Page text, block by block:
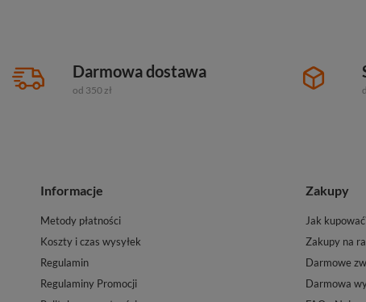
Darmowa dostawa
od 350 zł
Informacje
Metody płatności
Koszty i czas wysyłek
Regulamin
Regulaminy Promocji
Zakupy
Jak
Zakupy na
Darmowe
Darmowa